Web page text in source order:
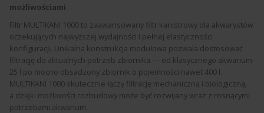
możliwościami
Filtr MULTIKANI 1000 to zaawansowany filtr kanistrowy dla akwarystów
oczekujących najwyższej wydajności i pełnej elastyczności
konfiguracji. Unikalna konstrukcja modułowa pozwala dostosować
filtrację do aktualnych potrzeb zbiornika — od klasycznego akwarium
25 l po mocno obsadzony zbiornik o pojemności nawet 400 l.
MULTIKANI 1000 skutecznie łączy filtrację mechaniczną i biologiczną,
a dzięki możliwości rozbudowy może być rozwijany wraz z rosnącymi
potrzebami akwarium.